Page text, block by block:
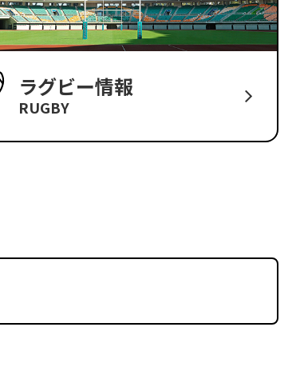
ラグビー情報
RUGBY